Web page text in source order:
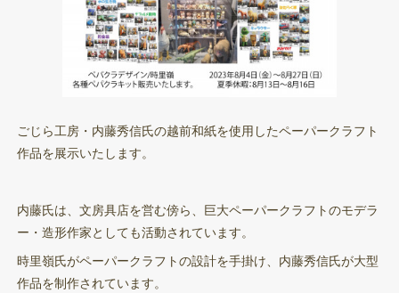
ごじら工房・内藤秀信氏の越前和紙を使用したペーパークラフト
作品を展示いたします。
内藤氏は、文房具店を営む傍ら、巨大ペーパークラフトのモデラ
ー・造形作家としても活動されています。
時里嶺氏がペーパークラフトの設計を手掛け、内藤秀信氏が大型
作品を制作されています。